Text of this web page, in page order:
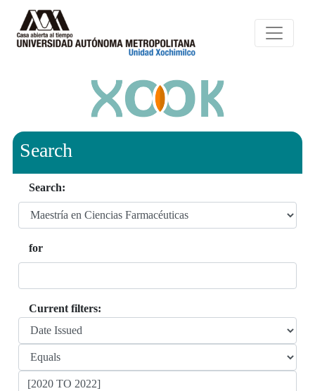
Search
Search:
for
Current filters: